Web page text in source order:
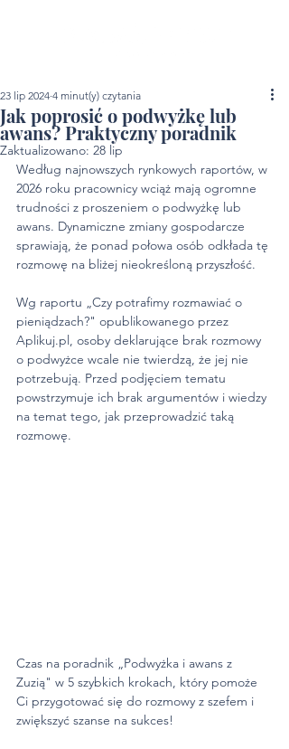
Jak poprosić o podwyżkę lub
awans? Praktyczny poradnik
23 lip 2024 4 minut(y) czytania
Zaktualizowano: 28 lip
Według najnowszych rynkowych raportów, w
2026 roku pracownicy wciąż mają ogromne
trudności z proszeniem o podwyżkę lub
awans. Dynamiczne zmiany gospodarcze
sprawiają, że ponad połowa osób odkłada tę
rozmowę na bliżej nieokreśloną przyszłość.
Wg raportu „Czy potrafimy rozmawiać o
pieniądzach?" opublikowanego przez
Aplikuj.pl, osoby deklarujące brak rozmowy
o podwyżce wcale nie twierdzą, że jej nie
potrzebują. Przed podjęciem tematu
powstrzymuje ich brak argumentów i wiedzy
na temat tego, jak przeprowadzić taką
rozmowę.
Czas na poradnik „Podwyżka i awans z
Zuzią" w 5 szybkich krokach, który pomoże
Ci przygotować się do rozmowy z szefem i
zwiększyć szanse na sukces!